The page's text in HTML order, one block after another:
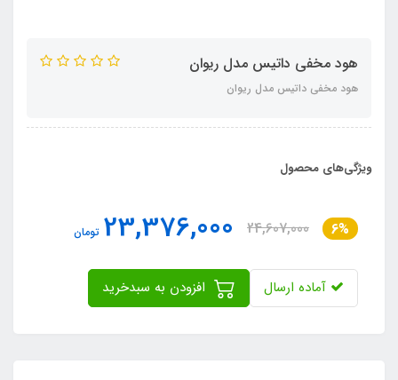
هود مخفی داتیس مدل ریوان
هود مخفی داتیس مدل ریوان
ویژگی‌های محصول
6%
24,607,000
23,376,000 تومان
آماده ارسال